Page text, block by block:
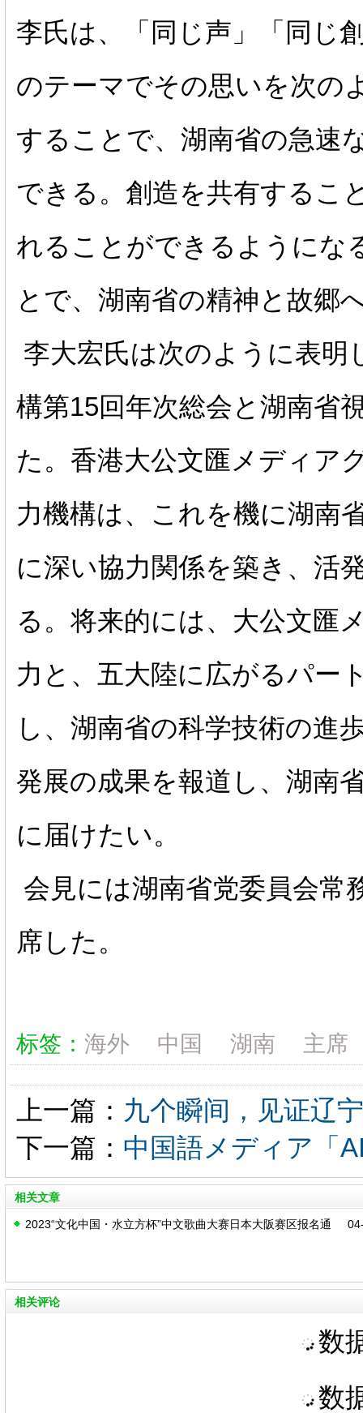
李氏は、「同じ声」「同じ
のテーマでその思いを次の
することで、湖南省の急速
できる。創造を共有するこ
れることができるようにな
とで、湖南省の精神と故郷
李大宏氏は次のように表明
構第15回年次総会と湖南省
た。香港大公文匯メディア
力機構は、これを機に湖南
に深い協力関係を築き、活
る。将来的には、大公文匯
力と、五大陸に広がるパー
し、湖南省の科学技術の進
発展の成果を報道し、湖南
に届けたい。
会見には湖南省党委員会常
席した。
标签： 海外 中国 湖南 主席
上一篇： 九个瞬间，见证辽
下一篇： 中国語メディア「
相关文章
2023“文化中国・水立方杯”中文歌曲大赛日本大阪赛区报名通
相关评论
数
数